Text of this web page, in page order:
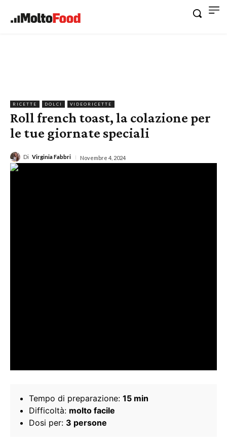
RICETTE DOLCI VIDEORICETTE
Roll french toast, la colazione per
le tue giornate speciali
Di Virginia Fabbri Novembre 4, 2024
Tempo di preparazione: 15 min
Difficoltà: molto facile
Dosi per: 3 persone